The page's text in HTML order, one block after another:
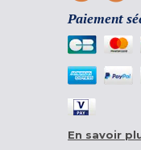
Paiement
En savoir